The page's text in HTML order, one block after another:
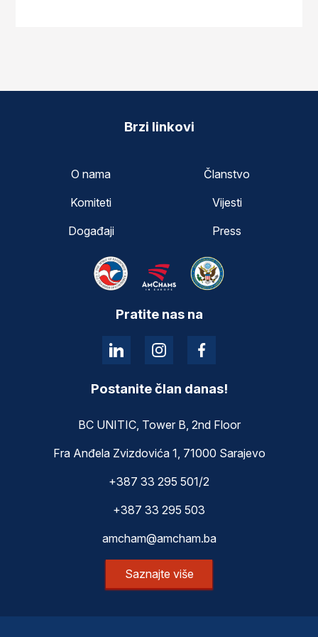
Brzi linkovi
O nama
Članstvo
Komiteti
Vijesti
Događaji
Press
Pratite nas na
Postanite član danas!
BC UNITIC, Tower B, 2nd Floor
Fra Anđela Zvizdovića 1, 71000 Sarajevo
+387 33 295 501/2
+387 33 295 503
amcham@amcham.ba
Saznajte više